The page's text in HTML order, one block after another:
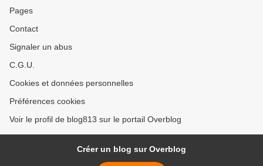
Pages
Contact
Signaler un abus
C.G.U.
Cookies et données personnelles
Préférences cookies
Voir le profil de blog813 sur le portail Overblog
Créer un blog sur Overblog